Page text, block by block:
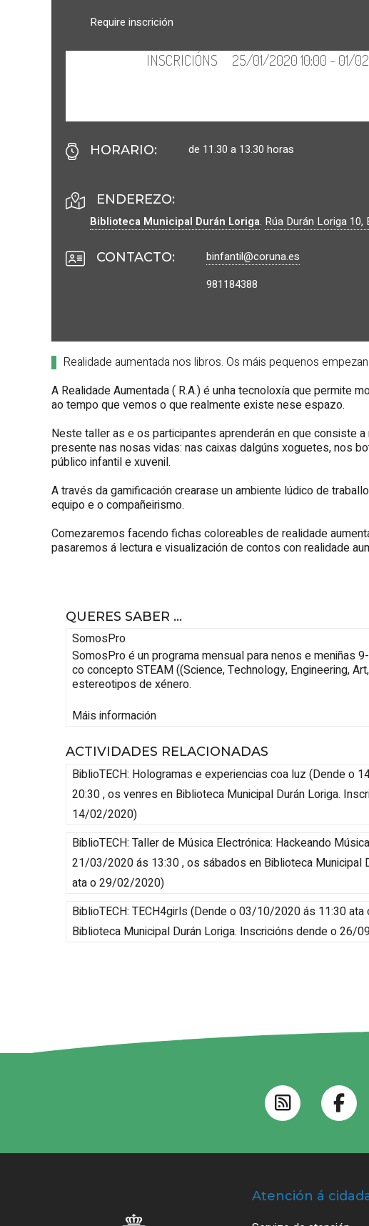
Require inscrición
HORARIO: de 11.30 a 13.30 horas
ENDEREZO:
Biblioteca Municipal Durán Loriga. Rúa Durán Loriga 10,
CONTACTO:
binfantil@coruna.es
981184388
Realidade aumentada nos libros. Os máis pequenos
A Realidade Aumentada ( R.A.) é unha tecnoloxía que permite
ao tempo que vemos o que realmente existe nese espazo.
Neste taller as e os participantes aprenderán en que consiste
presente nas nosas vidas: nas caixas dalgúns xoguetes, nos
público infantil e xuvenil.
A través da gamificación crearase un ambiente lúdico de
equipo e o compañeirismo.
Comezaremos facendo fichas coloreables de realidade
pasaremos á lectura e visualización de contos con realidade
QUERES SABER ...
SomosPro
SomosPro é un programa mensual para nenos e meniñas
co concepto STEAM ((Science, Technology, Engineering,
estereotipos de xénero.
Máis información
ACTIVIDADES RELACIONADAS
BiblioTECH: Hologramas e experiencias coa luz (Dende o
20:30 , os venres en Biblioteca Municipal Durán Loriga.
14/02/2020)
BiblioTECH: Taller de Música Electrónica: Hackeando Música
21/03/2020 ás 13:30 , os sábados en Biblioteca Municipal
ata o 29/02/2020)
BiblioTECH: TECH4girls (Dende o 03/10/2020 ás 11:30
Biblioteca Municipal Durán Loriga. Inscricións dende o 26/
Atención á